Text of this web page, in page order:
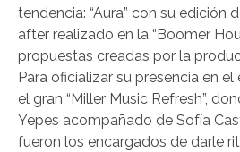
tendencia: “Aura” con su edición
after realizado en la “Boomer
propuestas creadas por la
Para oficializar su presencia en
el gran “Miller Music Refresh”,
Yepes acompañado de Sofía
fueron los encargados de darle